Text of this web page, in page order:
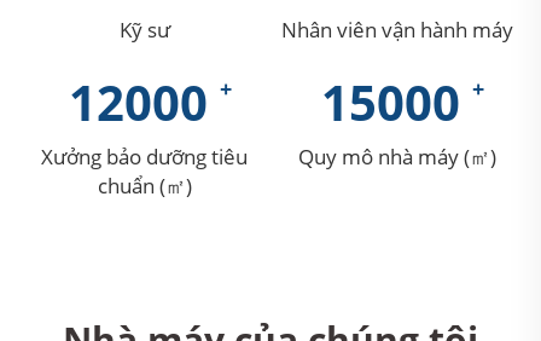
Kỹ sư Nhân viên vận hành máy
12000
Xưởng bảo dưỡng tiêu
chuẩn (㎡)
15000
Quy mô nhà máy (㎡)